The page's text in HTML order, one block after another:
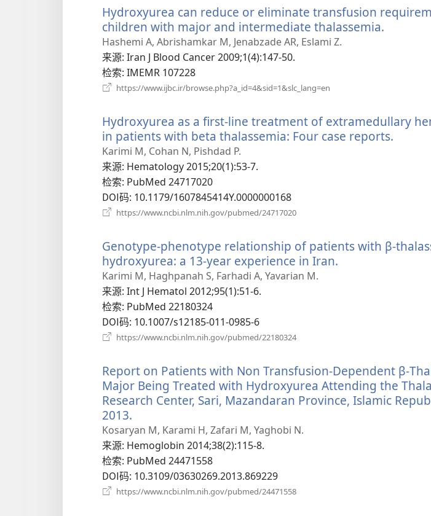
窗
口）
Hydroxyurea can reduce or eliminate transfusion
children with major and intermediate thalassemia.
Hashemi A, Abrishamkar M, Jenabzade AR, Eslami Z.
来源‎: Iran J Blood Cancer 2009;1(4):147-50.
检索‎: IMEMR 107228
https://www.ijbc.ir/browse.php?a_id=4&sid=1&slc_lang=en
窗
口）
Hydroxyurea as a first-line treatment of extramedullary
in patients with beta thalassemia: Four case reports.
Karimi M, Cohan N, Pishdad P.
来源‎: Hematology 2015;20(1):53-7.
检索‎: PubMed 24717020
DOI码‎: 10.1179/1607845414Y.0000000168
https://www.ncbi.nlm.nih.gov/pubmed/24717020
窗
口）
Genotype-phenotype relationship of patients with β-
hydroxyurea: a 13-year experience in Iran.
Karimi M, Haghpanah S, Farhadi A, Yavarian M.
来源‎: Int J Hematol 2012;95(1):51-6.
检索‎: PubMed 22180324
DOI码‎: 10.1007/s12185-011-0985-6
https://www.ncbi.nlm.nih.gov/pubmed/22180324
窗
口）
Report on Patients with Non Transfusion-Dependent β-
Major Being Treated with Hydroxyurea Attending the
Research Center, Sari, Mazandaran Province, Islamic
2013.
开
新
窗
口）
Kosaryan M, Karami H, Zafari M, Yaghobi N.
来源‎: Hemoglobin 2014;38(2):115-8.
检索‎: PubMed 24471558
DOI码‎: 10.3109/03630269.2013.869229
https://www.ncbi.nlm.nih.gov/pubmed/24471558